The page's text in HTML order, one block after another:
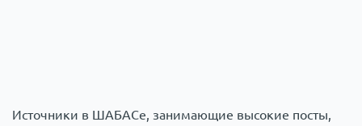
Источники в ШАБАСе, занимающие высокие посты,